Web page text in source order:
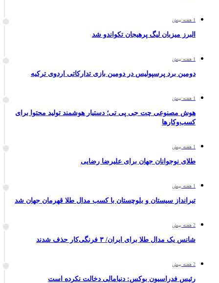
1 هفته پیش
البرز میزبان لیگ پرهیجان تکواندو شد
1 هفته پیش
دومین برد پرسپولیس در دومین بازی تدارکاتی اردوی ترکیه
1 هفته پیش
هوش مصنوعی چت جی پی تی؛ دستیار هوشمند تولید محتوا برای
کسب‌وکارها
1 هفته پیش
طلای نوجوانان جهان برای علیرضا رضایی
1 هفته پیش
تیرانداز سیستان و بلوچستان با کسب مدال طلا قهرمان جهان شد
2 هفته پیش
شانس یک مدال طلا برای ایران/ ۳ فرنگی‌کار حذف شدند
2 هفته پیش
رئیس فدراسیون بوکس: دنیامالی دخالت نکرده است